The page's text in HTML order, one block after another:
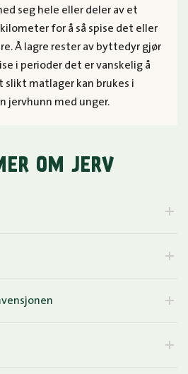
seg hele eller deler av et
for å så spise det eller
Å lagre rester av byttedyr gjør
i perioder det er vanskelig å
slikt matlager kan brukes i
jervhunn med unger.
OM JERV